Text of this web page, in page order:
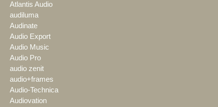
Atlantis Audio
audiluma
Audinate
Audio Export
Audio Music
Audio Pro
audio zenit
audio+frames
Audio-Technica
Audiovation